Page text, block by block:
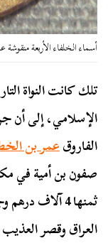
أسماء الخلفاء الأربعة
تلك كانت النواة
الإسلامي، إلى أن
الفاروقعمر بن
صفون بن أمية في
ثمنها 4 آلاف درهم وجعله محسبًا
العراق وقصر